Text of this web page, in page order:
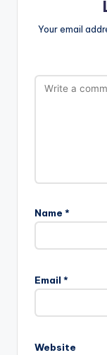
Your email
Name *
Email *
Website